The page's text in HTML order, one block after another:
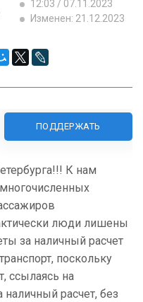
12:03 / 07.11.2023
Изменен: 21.12.2023
ПОДДЕРЖАТЬ
К нам
люди лишены
за наличный расчет
поскольку
ссылаясь на
расчет, без